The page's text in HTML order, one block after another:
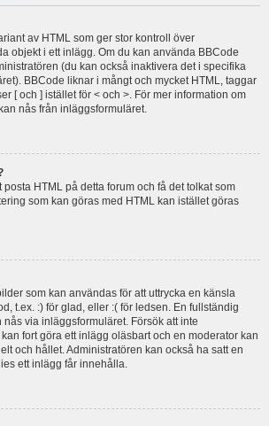
av HTML som ger stor kontroll över
objekt i ett inlägg. Om du kan använda BBCode
(du kan också inaktivera det i specifika
BBCode liknar i mångt och mycket HTML, taggar
[ och ] istället för < och >. För mer information om
nås från inläggsformuläret.
posta HTML på detta forum och få det tolkat som
som kan göras med HTML kan istället göras
som kan användas för att uttrycka en känsla
t.ex. :) för glad, eller :( för ledsen. En fullständig
nås via inläggsformuläret. Försök att inte
fort göra ett inlägg oläsbart och en moderator kan
och hållet. Administratören kan också ha satt en
ett inlägg får innehålla.